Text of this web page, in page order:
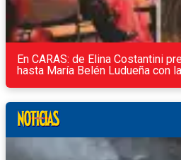
En CARAS: de Elina Costantini
hasta María Belén Ludueña con